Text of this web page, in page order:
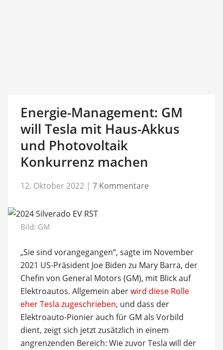
Energie-Management: GM
will Tesla mit Haus-Akkus
und Photovoltaik
Konkurrenz machen
12. Oktober 2022 | 7 Kommentare
Bild: GM
„Sie sind vorangegangen“, sagte im November
2021 US-Präsident Joe Biden zu Mary Barra, der
Chefin von General Motors (GM), mit Blick auf
Elektroautos. Allgemein aberwird diese Rolle
eher Tesla zugeschrieben, und dass der
Elektroauto-Pionier auch für GM als Vorbild
dient, zeigt sich jetzt zusätzlich in einem
angrenzenden Bereich: Wie zuvor Tesla will der